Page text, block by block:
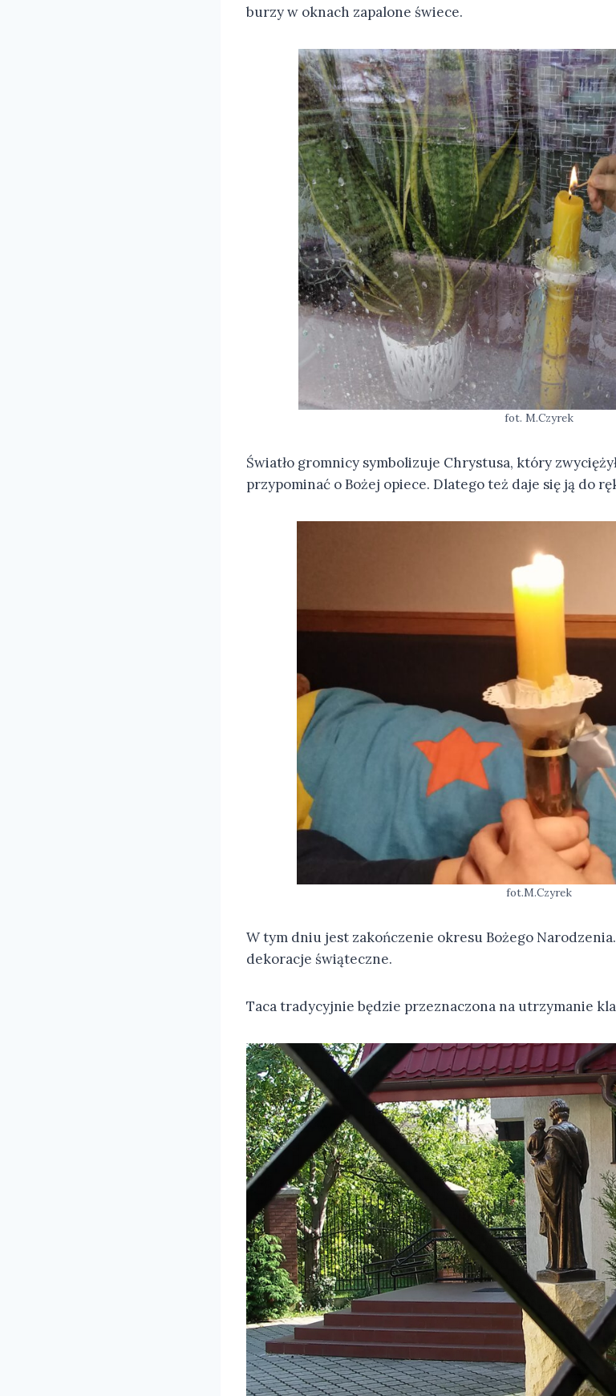
burzy w oknach zapalone świece.
fot. M.Czyrek
Światło gromnicy symbolizuje Chrystusa, który
przypominać o Bożej opiece. Dlatego też daje się ją do
fot.M.Czyrek
W tym dniu jest zakończenie okresu Bożego
dekoracje świąteczne.
Taca tradycyjnie będzie przeznaczona na utrzymanie